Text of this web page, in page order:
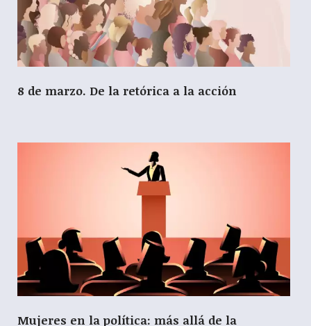
8 de marzo. De la retórica a la acción
Mujeres en la política: más allá de la